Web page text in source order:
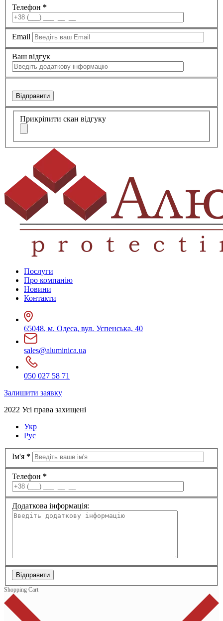
Телефон *
Email
Ваш відгук
Відправити
Прикріпити скан відгуку
Послуги
Про компанію
Новини
Контакти
65048, м. Одеса, вул. Успенська, 40
sales@aluminica.ua
050 027 58 71
Залишити заявку
2022 Усі права захищені
Укр
Рус
Ім'я *
Телефон *
Додаткова інформація:
Відправити
Shopping Cart